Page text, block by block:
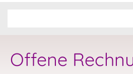
Offene